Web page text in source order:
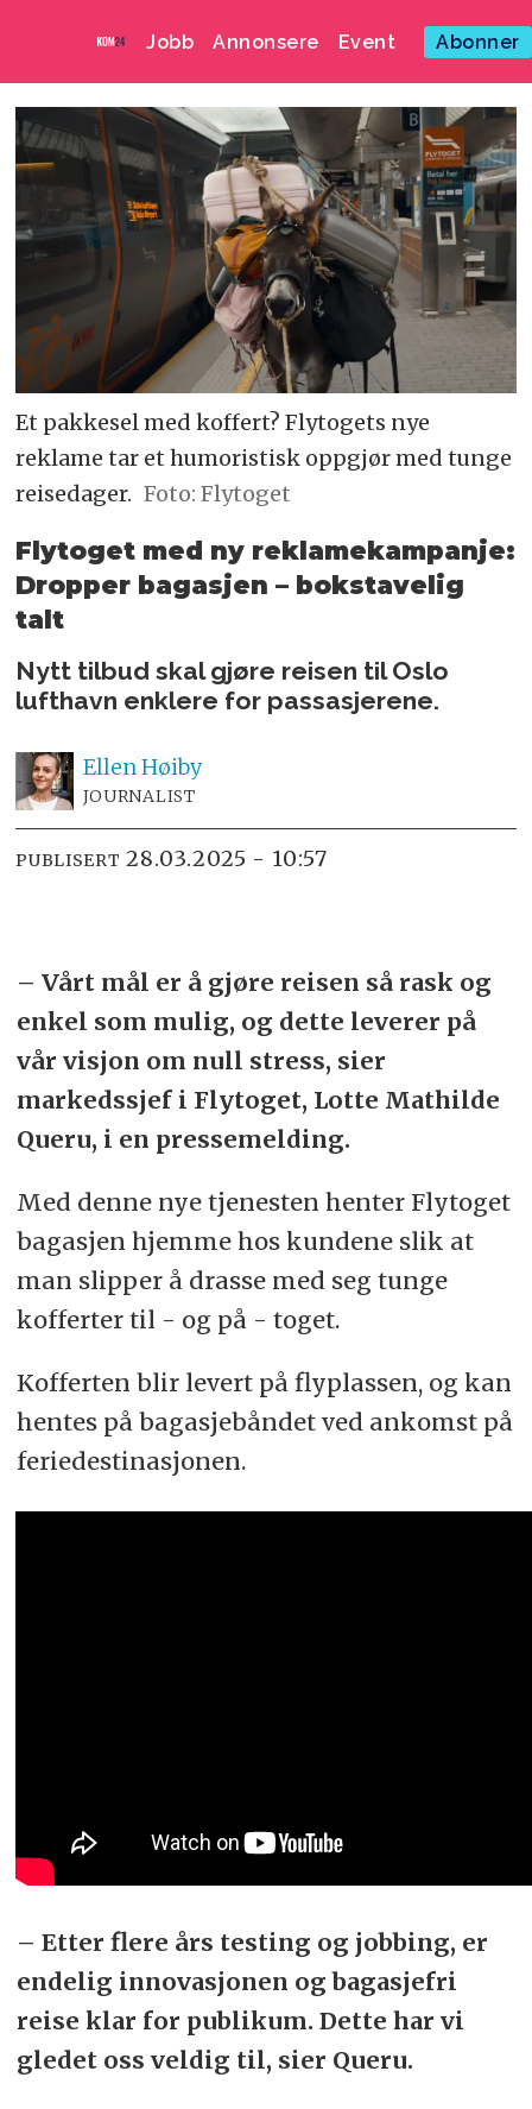
Jobb Annonsere Event Abonner
Et pakkesel med koffert? Flytogets nye
reklame tar et humoristisk oppgjør med tunge
reisedager. Foto: Flytoget
Flytoget med ny reklamekampanje:
Dropper bagasjen – bokstavelig
talt
Nytt tilbud skal gjøre reisen til Oslo
lufthavn enklere for passasjerene.
EllenHøiby
JOURNALIST
PUBLISERT 28.03.2025 - 10:57
– Vårt mål er å gjøre reisen så rask og
enkel som mulig, og dette leverer på
vår visjon om null stress, sier
markedssjef i Flytoget, Lotte Mathilde
Queru, i en pressemelding.
Med denne nye tjenesten henter Flytoget
bagasjen hjemme hos kundene slik at
man slipper å drasse med seg tunge
kofferter til - og på - toget.
Kofferten blir levert på flyplassen, og kan
hentes på bagasjebåndet ved ankomst på
feriedestinasjonen.
– Etter flere års testing og jobbing, er
endelig innovasjonen og bagasjefri
reise klar for publikum. Dette har vi
gledet oss veldig til, sier Queru.